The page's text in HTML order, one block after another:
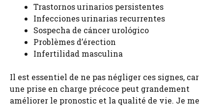
Trastornos urinarios persistentes
Infecciones urinarias recurrentes
Sospecha de cáncer urológico
Problèmes d’érection
Infertilidad masculina
Il est essentiel de ne pas négliger ces signes, car
une prise en charge précoce peut grandement
améliorer le pronostic et la qualité de vie. Je me